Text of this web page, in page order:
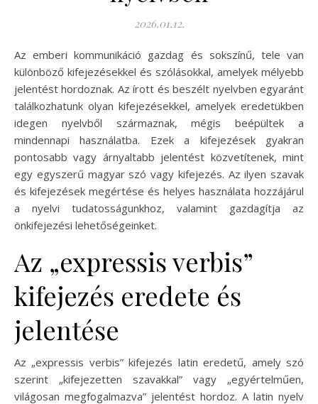
2026.01.12.
Az emberi kommunikáció gazdag és sokszínű, tele van
különböző kifejezésekkel és szólásokkal, amelyek mélyebb
jelentést hordoznak. Az írott és beszélt nyelvben egyaránt
találkozhatunk olyan kifejezésekkel, amelyek eredetükben
idegen nyelvből származnak, mégis beépültek a
mindennapi használatba. Ezek a kifejezések gyakran
pontosabb vagy árnyaltabb jelentést közvetítenek, mint
egy egyszerű magyar szó vagy kifejezés. Az ilyen szavak
és kifejezések megértése és helyes használata hozzájárul
a nyelvi tudatosságunkhoz, valamint gazdagítja az
önkifejezési lehetőségeinket.
Az „expressis verbis”
kifejezés eredete és
jelentése
Az „expressis verbis” kifejezés latin eredetű, amely szó
szerint „kifejezetten szavakkal” vagy „egyértelműen,
világosan megfogalmazva” jelentést hordoz. A latin nyelv